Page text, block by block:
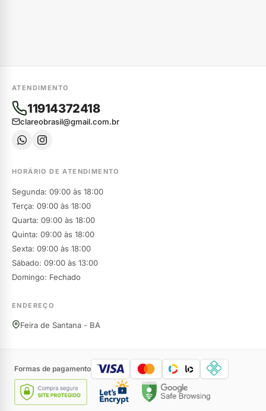
ATENDIMENTO
11914372418
clareobrasil@gmail.com.br
HORÁRIO DE ATENDIMENTO
Segunda: 09:00 às 18:00
Terça: 09:00 às 18:00
Quarta: 09:00 às 18:00
Quinta: 09:00 às 18:00
Sexta: 09:00 às 18:00
Sábado: 09:00 às 13:00
Domingo: Fechado
ENDEREÇO
Feira de Santana - BA
Formas de pagamento